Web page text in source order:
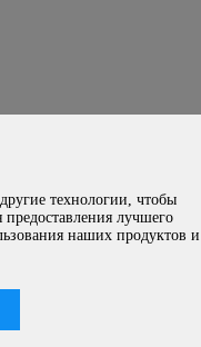
технологии, чтобы
лучшего
наших продуктов и